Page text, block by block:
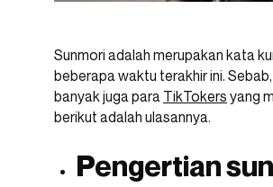
Sunmori adalah merupakan kata
beberapa waktu terakhir ini.
banyak juga para TikTokers yang
berikut adalah ulasannya.
Pengertian